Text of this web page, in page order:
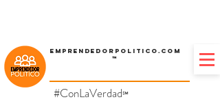
Emprendedorpolitico.com
™
#ConLaVerdad℠